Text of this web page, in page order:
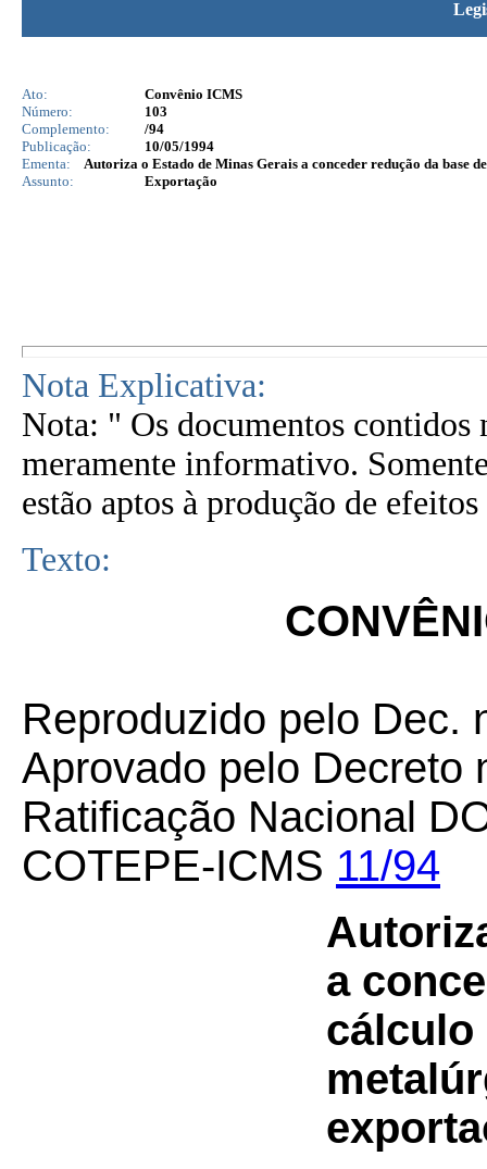
Ato:
Convênio ICMS
Número:
103
Complemento:
/94
Publicação:
10/05/1994
Ementa:
Autoriza o Estado de Minas Gerais a conceder redução da base
Assunto:
Exportação
Nota Explicativa:
Nota: " Os documentos contidos
meramente informativo.
estão aptos à produção de
Texto:
Reproduzido pelo Dec.
Aprovado pelo Decreto
Ratificação Nacional
COTEPE-ICMS 11/94
a
cálculo